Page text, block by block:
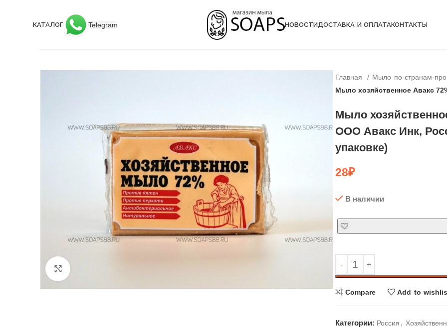
КАТАЛОГ Telegram НОВОСТИДОСТАВКА И ОПЛАТАКОНТАКТЫ
Главная Мыло по странам-
Мыло хозяйственное Авакс
Мыло
ООО Авакс Инк,
упаковке)
28₽
В наличии
Compare Add to
Категории: Россия ,